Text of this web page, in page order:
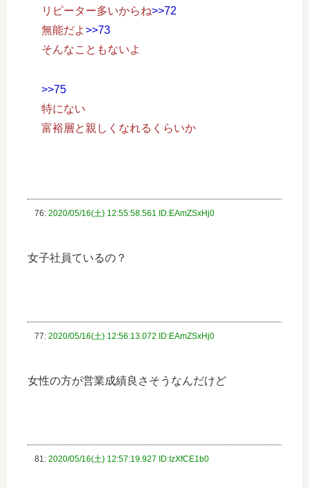
リピーター多いからね>>72
無能だよ>>73
そんなこともないよ
>>75
特にない
富裕層と親しくなれるくらいか
76: 2020/05/16(土) 12:55:58.561 ID:EAmZSxHj0
女子社員ているの？
77: 2020/05/16(土) 12:56:13.072 ID:EAmZSxHj0
女性の方が営業成績良さそうなんだけど
81: 2020/05/16(土) 12:57:19.927 ID:IzXfCE1b0